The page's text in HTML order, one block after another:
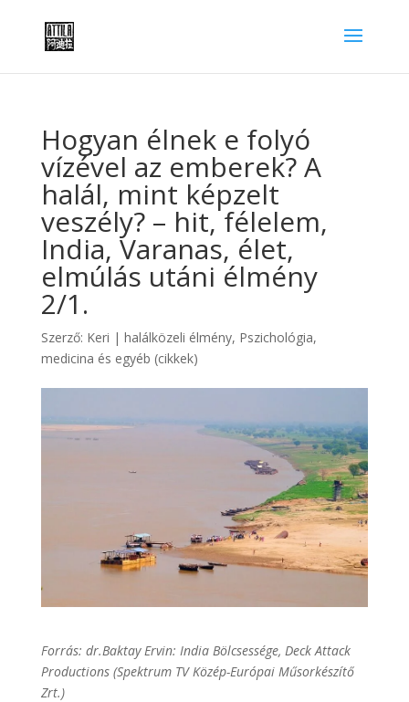
Hogyan élnek e folyó
vízével az emberek? A
halál, mint képzelt
veszély? – hit, félelem,
India, Varanas, élet,
elmúlás utáni élmény
2/1.
Szerző: Keri | halálközeli élmény, Pszichológia,
medicina és egyéb (cikkek)
Forrás: dr.Baktay Ervin: India Bölcsessége, Deck Attack
Productions (Spektrum TV Közép-Európai Műsorkészítő
Zrt.)